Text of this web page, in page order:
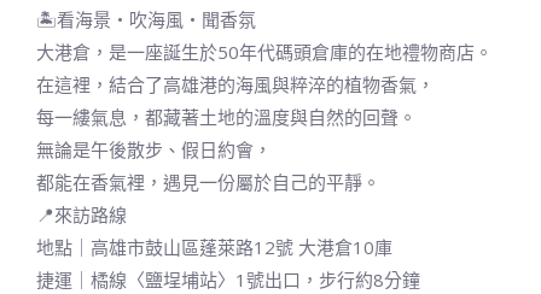
🏝️看海景・吹海風・聞香氛
大港倉，是一座誕生於50年代碼頭倉庫的在地禮物商店。
在這裡，結合了高雄港的海風與粹淬的植物香氣，
每一縷氣息，都藏著土地的溫度與自然的回聲。
無論是午後散步、假日約會，
都能在香氣裡，遇見一份屬於自己的平靜。
📍來訪路線
地點｜高雄市鼓山區蓬萊路12號 大港倉10庫
捷運｜橘線〈鹽埕埔站〉1號出口，步行約8分鐘